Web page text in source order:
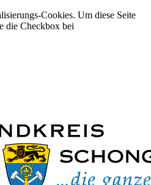
Cookies. Um diese Seite
die Checkbox bei